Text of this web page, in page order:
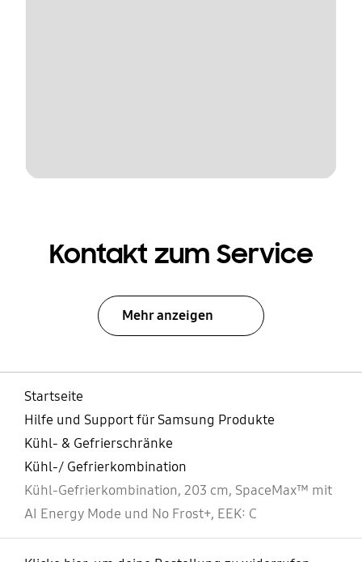
Kontakt zum Service
Mehr anzeigen
Startseite
Hilfe und Support für Samsung Produkte
Kühl- & Gefrierschränke
Kühl-/ Gefrierkombination
Kühl-Gefrierkombination, 203 cm, SpaceMax™ mit
AI Energy Mode und No Frost+, EEK: C